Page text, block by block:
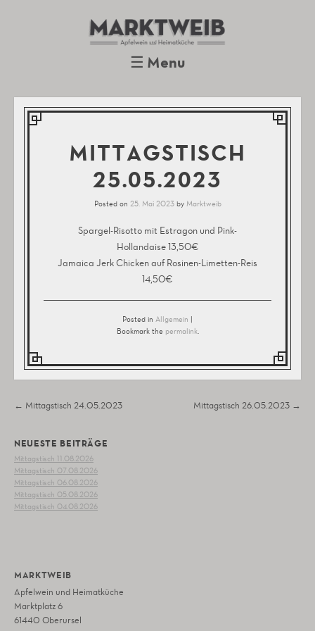
Marktweib
Oberursel
Apfelwein und Heimatküche
☰ Menu
MITTAGSTISCH
25.05.2023
Posted on 25. Mai 2023by Marktweib
Spargel-Risotto mit Estragon und Pink-
Hollandaise 13,50€
Jamaica Jerk Chicken auf Rosinen-Limetten-Reis
14,50€
Posted in Allgemein |
Bookmark the permalink.
Post navigation
← Mittagstisch 24.05.2023 Mittagstisch 26.05.2023 →
NEUESTE BEITRÄGE
Mittagstisch 11.08.2026
Mittagstisch 07.08.2026
Mittagstisch 06.08.2026
Mittagstisch 05.08.2026
Mittagstisch 04.08.2026
MARKTWEIB
Apfelwein und Heimatküche
Marktplatz 6
61440 Oberursel